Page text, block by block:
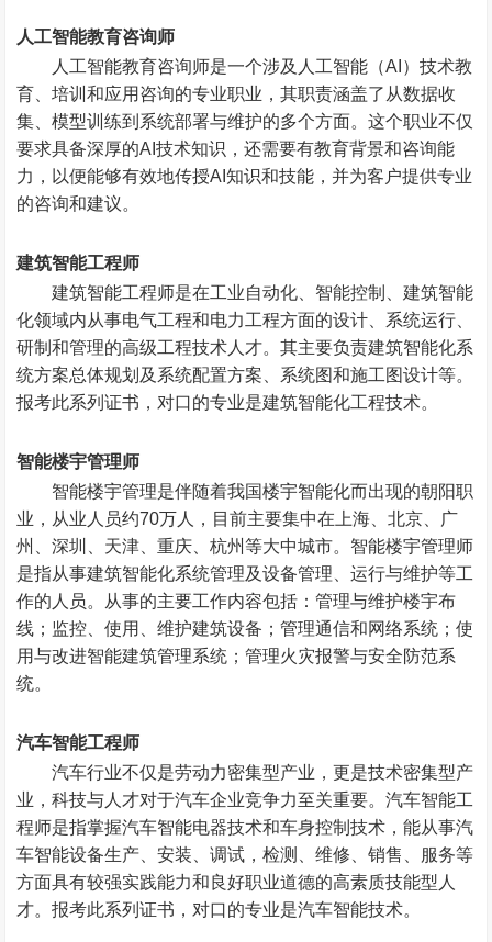
人工智能教育咨询师
人工智能教育咨询师是一个涉及人工智能（AI）技术教
育、培训和应用咨询的专业职业，其职责涵盖了从数据收
集、模型训练到系统部署与维护的多个方面。这个职业不仅
要求具备深厚的AI技术知识，还需要有教育背景和咨询能
力，以便能够有效地传授AI知识和技能，并为客户提供专业
的咨询和建议。
建筑智能工程师
建筑智能工程师是在工业自动化、智能控制、建筑智能
化领域内从事电气工程和电力工程方面的设计、系统运行、
研制和管理的高级工程技术人才。其主要负责建筑智能化系
统方案总体规划及系统配置方案、系统图和施工图设计等。
报考此系列证书，对口的专业是建筑智能化工程技术。
智能楼宇管理师
智能楼宇管理是伴随着我国楼宇智能化而出现的朝阳职
业，从业人员约70万人，目前主要集中在上海、北京、广
州、深圳、天津、重庆、杭州等大中城市。智能楼宇管理师
是指从事建筑智能化系统管理及设备管理、运行与维护等工
作的人员。从事的主要工作内容包括：管理与维护楼宇布
线；监控、使用、维护建筑设备；管理通信和网络系统；使
用与改进智能建筑管理系统；管理火灾报警与安全防范系
统。
汽车智能工程师
汽车行业不仅是劳动力密集型产业，更是技术密集型产
业，科技与人才对于汽车企业竞争力至关重要。汽车智能工
程师是指掌握汽车智能电器技术和车身控制技术，能从事汽
车智能设备生产、安装、调试，检测、维修、销售、服务等
方面具有较强实践能力和良好职业道德的高素质技能型人
才。报考此系列证书，对口的专业是汽车智能技术。